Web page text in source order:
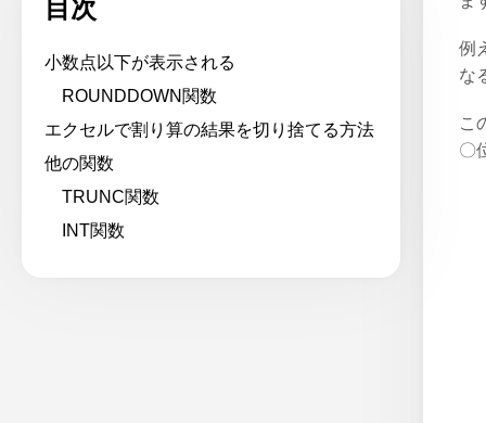
目次
小数点以下が表示される
ROUNDDOWN関数
エクセルで割り算の結果を切り捨てる方法
他の関数
TRUNC関数
INT関数
例
な
こ
〇